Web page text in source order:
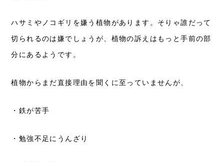
ハサミやノコギリを嫌う植物があります。そりゃ誰だって
切られるのは嫌でしょうが、植物の訴えはもっと手前の部
分にあるようです。
植物からまだ直接理由を聞くに至っていませんが、
・鉄が苦手
・勉強不足にうんざり